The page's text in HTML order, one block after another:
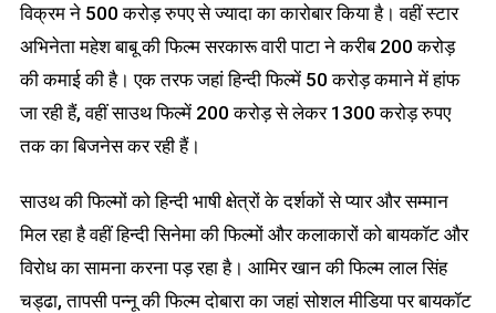
विक्रम ने 500 करोड़ रुपए से ज्यादा का कारोबार किया है। वहीं स्टार
अभिनेता महेश बाबू की फिल्म सरकारू वारी पाटा ने करीब 200 करोड़
की कमाई की है। एक तरफ जहां हिन्दी फिल्में 50 करोड़ कमाने में हांफ
जा रही हैं, वहीं साउथ फिल्में 200 करोड़ से लेकर 1300 करोड़ रुपए
तक का बिजनेस कर रही हैं।
साउथ की फिल्मों को हिन्दी भाषी क्षेत्रों के दर्शकों से प्यार और सम्मान
मिल रहा है वहीं हिन्दी सिनेमा की फिल्मों और कलाकारों को बायकॉट और
विरोध का सामना करना पड़ रहा है। आमिर खान की फिल्म लाल सिंह
चड्ढा, तापसी पन्नू की फिल्म दोबारा का जहां सोशल मीडिया पर बायकॉट